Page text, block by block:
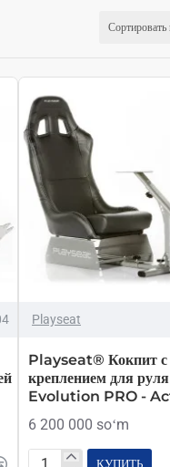
Сортировать
Playseat
Playseat® Кокпит с
креплением для
Evolution PRO -
6 200 000 soʻm
КУПИТЬ